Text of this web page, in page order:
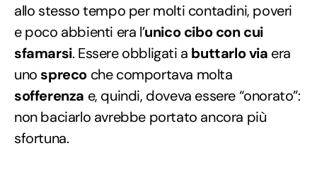
allo stesso tempo per molti contadini, poveri
e poco abbienti era l’unico cibo con cui
sfamarsi. Essere obbligati a buttarlo via era
uno spreco che comportava molta
sofferenza e, quindi, doveva essere “onorato”:
non baciarlo avrebbe portato ancora più
sfortuna.